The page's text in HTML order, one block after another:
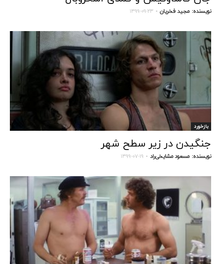
نویسنده: مجید فخریان - ۱۳۹۹-۰۹-۲۳
بازخورد
جنگیدن در زیر سطح شهر
نویسنده: مسعود مشایخی‌راد - ۱۳۹۹-۰۷-۱۹